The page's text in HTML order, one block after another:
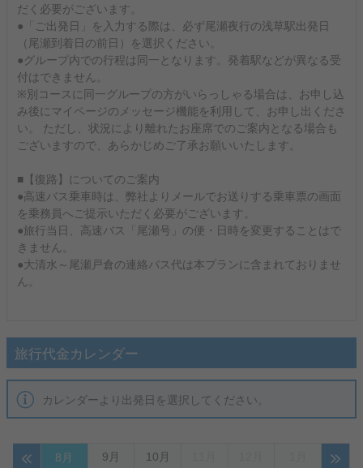
だく必要がございます。
●「ご出発日」を入力する際は、必ず尾瀬夜行の浅草駅出発日
（尾瀬到着日の前日）を選択ください。
●グループ内での行程は同一となります。発着駅などが異なる受
付はできません。
※別コースに同一グループの方がいらっしゃる場合は、お申し込
み後にマイページのメッセージ機能を利用して、お申し出くださ
い。 ただし、状況により離れたお座席でのご案内となる場合も
ございますので、あらかじめご了承お願いいたします。
■【復路】についてのご案内
●高速バス乗車時は、弊社よりメールでお送りする乗車票の画面
を乗務員へご提示いただく必要がございます。
●旅行当日、高速バス「尾瀬号」の便・日時を変更することはで
きません。
●大清水～尾瀬戸倉の連絡バス代は本プランに含まれておりませ
ん。
旅行代金カレンダー
カレンダーより出発日を選択してください。
8月 9月 10月